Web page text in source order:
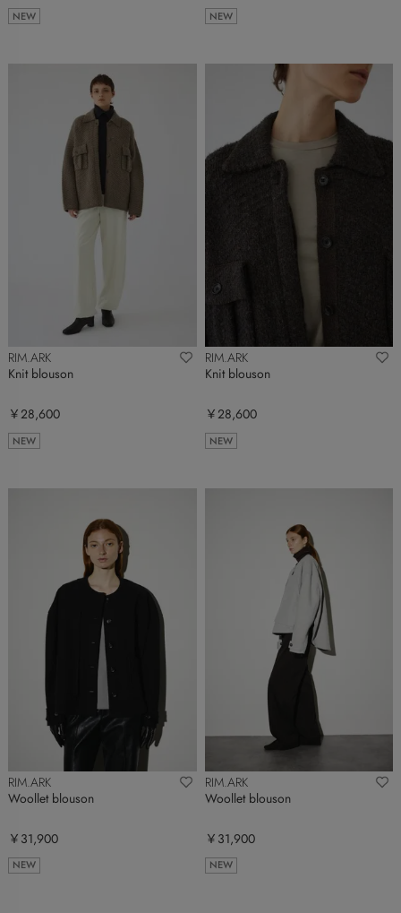
NEW NEW
RIM.ARK
Knit blouson
￥28,600
NEW
RIM.ARK
Knit blouson
￥28,600
NEW
RIM.ARK
Woollet blouson
￥31,900
NEW
RIM.ARK
Woollet blouson
￥31,900
NEW